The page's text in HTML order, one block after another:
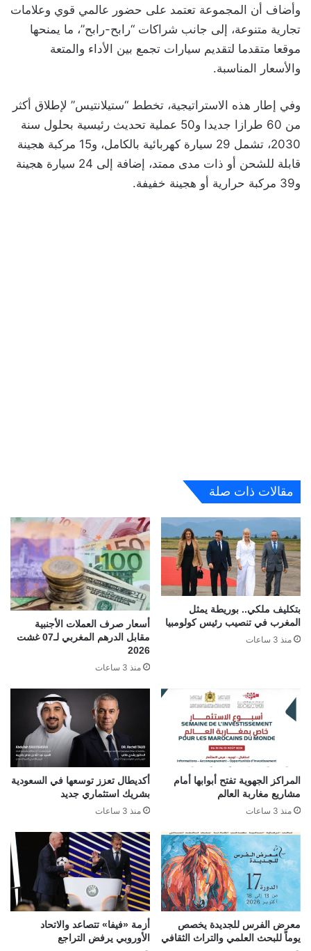
وأضاف أن المجموعة تعتمد على حضور عالمي قوي وعلامات
تجارية متنوعة، إلى جانب شراكات “رابح-رابح”، ما يمنحها
موقعا متقدما لتقديم سيارات تجمع بين الأداء والمتعة
والأسعار المناسبة.
وفي إطار هذه الاستراتيجية، تخطط “ستيلانتيس” لإطلاق أكثر
من 60 طرازا جديدا و50 عملية تحديث رئيسية بحلول سنة
2030، تشمل 29 سيارة كهربائية بالكامل، و15 مركبة هجينة
قابلة للشحن أو ذات مدى ممتد، إضافة إلى 24 سيارة هجينة
و39 مركبة حرارية أو هجينة خفيفة.
مقالات ذات صلة
بتكليف ملكي.. بوريطة يمثل
المغرب في تنصيب رئيس كولومبيا
منذ 3 ساعات
أسعار صرف العملات الأجنبية
مقابل الدرهم المغربي لـ07 غشت
2026
منذ 3 ساعات
المراكز الجهوية تفتح أبوابها أمام
مشاريع مغاربة العالم
منذ 3 ساعات
أكديطال تعزز توسعها في السعودية
بشريك استثماري جديد
منذ 3 ساعات
معرض الفرس للجديدة يخصص
يوماً للبحث العلمي والتراث الثقافي
أزمة «فيفا» تتصاعد والاتحاد
الأوروبي يرفض التراجع